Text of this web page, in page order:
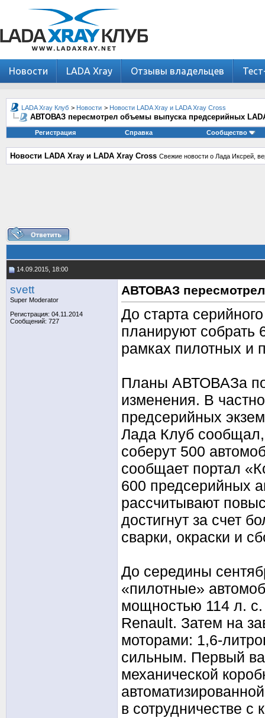
Новости LADA Xray Отзывы владельцев
LADA Xray Клуб > Новости > Новости LADA Xray и LADA Xray Cross
АВТОВАЗ пересмотрел объемы выпуска предсерийных
Регистрация Справка Сообщество
Новости LADA Xray и LADA Xray Cross Свежие новости о Лада Иксрей,
14.09.2015, 18:00
svett
Super Moderator
Регистрация: 04.11.2014
Сообщений: 727
АВТОВАЗ
До старта
планируют собрать
рамках пилотных и
Планы АВТОВАЗа по
изменения. В
предсерийных
Лада Клуб
соберут 500
сообщает портал
600 предсерийных
рассчитывают
достигнут за счет
сварки, окраски и
До середины
«пилотные»
мощностью 114 л. с.
Renault. Затем на
моторами: 1,6-
сильным. Первый
механической
в сотрудничестве с